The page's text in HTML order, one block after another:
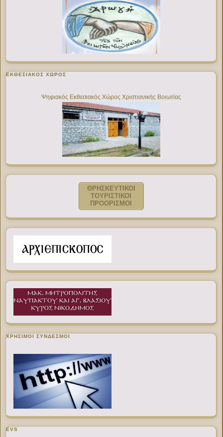
ΕΚΘΕΣΙΑΚΌΣ ΧΏΡΟΣ
Ψηφιακός Εκθεσιακός Χώρος Χριστιανικής Βοιωτίας
ΘΡΗΣΚΕΥΤΙΚΟΙ
ΤΟΥΡΙΣΤΙΚΟΙ
ΠΡΟΟΡΙΣΜΟΙ
ΧΡΉΣΙΜΟΙ ΣΎΝΔΕΣΜΟΙ
EVS